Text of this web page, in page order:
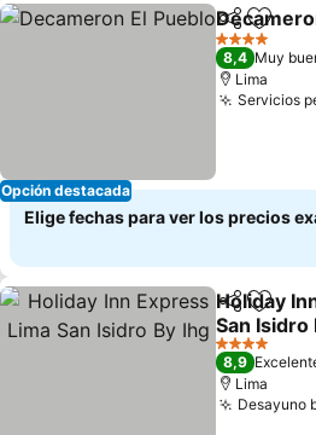
Opción destacada
Compartir
4 Estrellas
8,4 Muy
Lima
Servicios
Elige fechas para ver los precios
Compartir
Holiday
San Isidro
Ver precios
4 Estrellas
8,9
Lima
Desayuno